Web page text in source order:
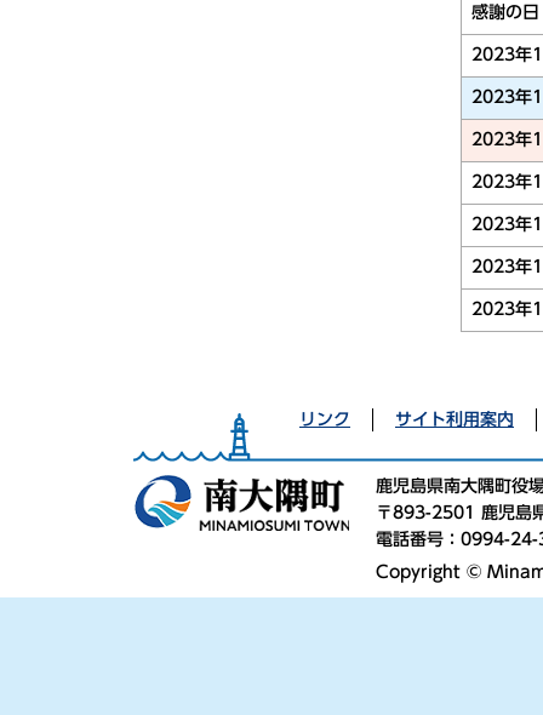
感謝の日
2023年
2023年
2023年
2023年
2023年
2023年
2023年
リンク サイト利用案内
鹿児島県南大隅町役
〒893-2501 鹿児島
電話番号：0994-
Copyright ©